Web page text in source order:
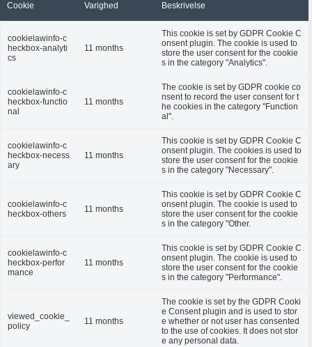
Cookie Varighed Beskrivelse
cookielawinfo-c
heckbox-analyti
cs
11 months
This cookie is set by GDPR Cookie C
onsent plugin. The cookie is used to
store the user consent for the cookie
s in the category "Analytics".
cookielawinfo-c
heckbox-functio
nal
11 months
The cookie is set by GDPR cookie co
nsent to record the user consent for t
he cookies in the category "Function
al".
cookielawinfo-c
heckbox-necess
ary
11 months
This cookie is set by GDPR Cookie C
onsent plugin. The cookies is used to
store the user consent for the cookie
s in the category "Necessary".
cookielawinfo-c
heckbox-others
11 months
This cookie is set by GDPR Cookie C
onsent plugin. The cookie is used to
store the user consent for the cookie
s in the category "Other.
cookielawinfo-c
heckbox-perfor
mance
11 months
This cookie is set by GDPR Cookie C
onsent plugin. The cookie is used to
store the user consent for the cookie
s in the category "Performance".
viewed_cookie_
policy
11 months
The cookie is set by the GDPR Cooki
e Consent plugin and is used to stor
e whether or not user has consented
to the use of cookies. It does not stor
e any personal data.